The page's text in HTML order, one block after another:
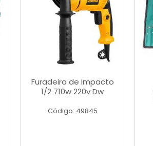
Furadeira de Impacto
1/2 710w 220v Dw
Código: 49845